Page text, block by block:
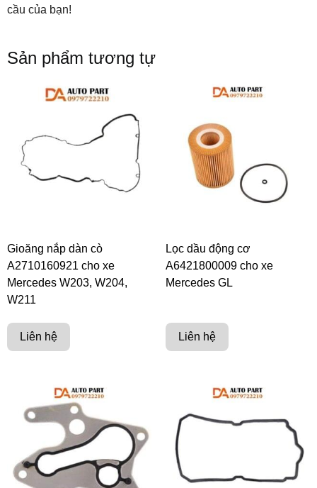
cầu của bạn!
Sản phẩm tương tự
Gioăng nắp dàn cò
A2710160921 cho xe
Mercedes W203, W204,
W211
Liên hệ
Lọc dầu động cơ
A6421800009 cho xe
Mercedes GL
Liên hệ